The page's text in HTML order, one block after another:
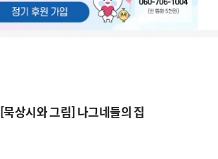
[묵상시와 그림] 나그네들의 집